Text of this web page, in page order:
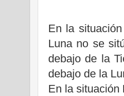
En la
Lunano se
debajo de la
debajo de la
En la situación